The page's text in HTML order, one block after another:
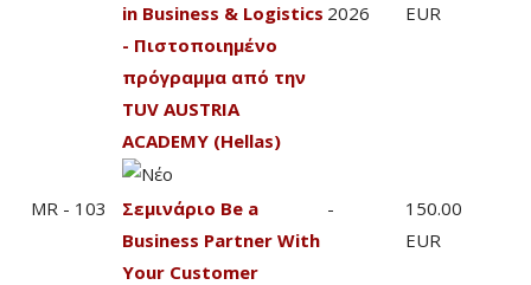
in Business & Logistics
- Πιστοποιημένο
πρόγραμμα από την
TUV AUSTRIA
ACADEMY (Hellas)
2026
EUR
MR - 103
Σεμινάριο Be a
Business Partner With
Your Customer
-
150.00
EUR